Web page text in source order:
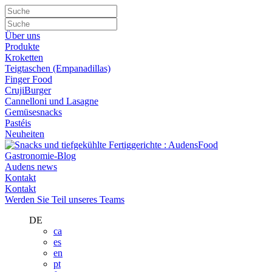
Über uns
Produkte
Kroketten
Teigtaschen (Empanadillas)
Finger Food
CrujiBurger
Cannelloni und Lasagne
Gemüsesnacks
Pastéis
Neuheiten
Gastronomie-Blog
Audens news
Kontakt
Kontakt
Werden Sie Teil unseres Teams
DE
ca
es
en
pt